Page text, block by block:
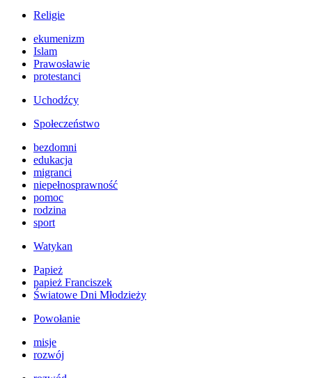
Religie
ekumenizm
Islam
Prawosławie
protestanci
Uchodźcy
Społeczeństwo
bezdomni
edukacja
migranci
niepełnosprawność
pomoc
rodzina
sport
Watykan
Papież
papież Franciszek
Światowe Dni Młodzieży
Powołanie
misje
rozwój